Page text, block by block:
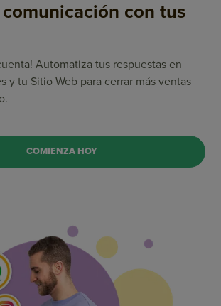
con tus
Automatiza tus respuestas en
y tu Sitio Web para cerrar más ventas
COMIENZA HOY